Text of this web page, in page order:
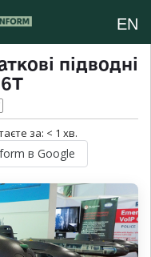
EN
підводні
за: < 1 хв.
в Google